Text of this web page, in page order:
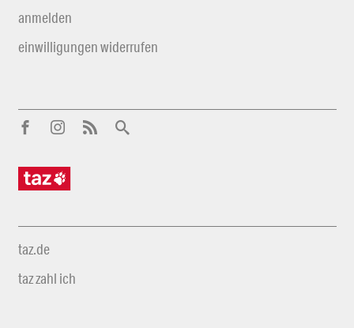
anmelden
einwilligungen widerrufen
taz.de
taz zahl ich